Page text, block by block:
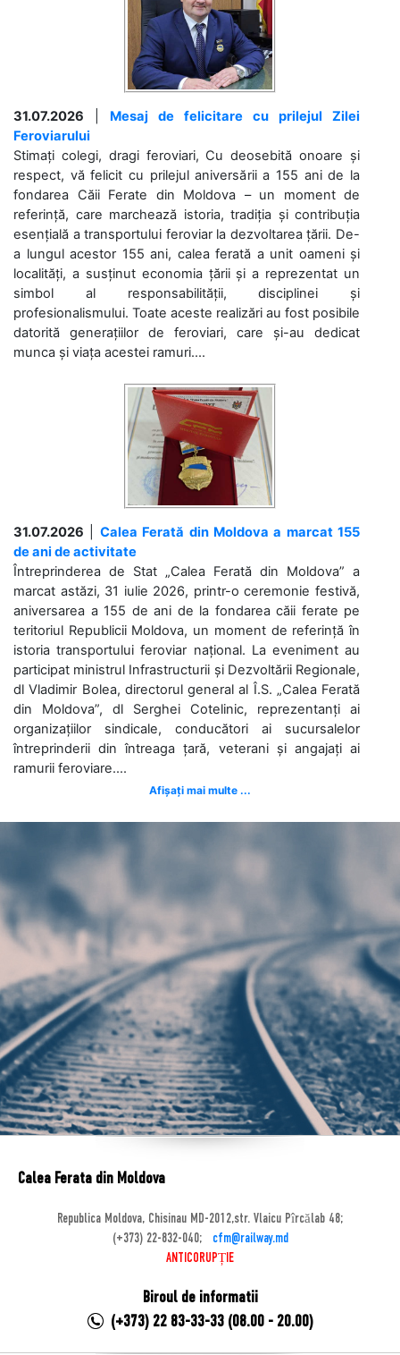
31.07.2026
Mesaj de felicitare cu prilejul Zilei
Feroviarului
Stimați colegi, dragi feroviari, Cu deosebită onoare și
respect, vă felicit cu prilejul aniversării a 155 ani de la
fondarea Căii Ferate din Moldova – un moment de
referință, care marchează istoria, tradiția și contribuția
esențială a transportului feroviar la dezvoltarea țării. De-
a lungul acestor 155 ani, calea ferată a unit oameni și
localități, a susținut economia țării și a reprezentat un
simbol al responsabilității, disciplinei și
profesionalismului. Toate aceste realizări au fost posibile
datorită generațiilor de feroviari, care și-au dedicat
munca și viața acestei ramuri....
31.07.2026
Calea Ferată din Moldova a marcat 155
de ani de activitate
Întreprinderea de Stat „Calea Ferată din Moldova” a
marcat astăzi, 31 iulie 2026, printr-o ceremonie festivă,
aniversarea a 155 de ani de la fondarea căii ferate pe
teritoriul Republicii Moldova, un moment de referință în
istoria transportului feroviar național. La eveniment au
participat ministrul Infrastructurii și Dezvoltării Regionale,
dl Vladimir Bolea, directorul general al Î.S. „Calea Ferată
din Moldova”, dl Serghei Cotelinic, reprezentanți ai
organizațiilor sindicale, conducători ai sucursalelor
întreprinderii din întreaga țară, veterani și angajați ai
ramurii feroviare....
Afișați mai multe ...
Calea Ferata din Moldova
Republica Moldova, Chisinau MD-2012,str. Vlaicu Pîrcălab 48;
(+373) 22-832-040;
cfm@railway.md
ANTICORUPȚIE
Biroul de informatii
(+373) 22 83-33-33 (08.00 - 20.00)